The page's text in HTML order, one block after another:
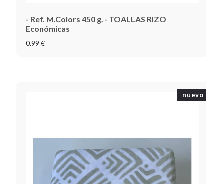
- Ref. M.Colors 450 g. - TOALLAS RIZO
Económicas
0,99 €
nuevo